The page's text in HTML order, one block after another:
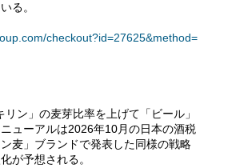
る。
checkout?id=27625&method=
ン」の麦芽比率を上げて「ビール」
ューアルは2026年10月の日本の酒税
麦」ブランドで発表した同様の戦略
が予想される。